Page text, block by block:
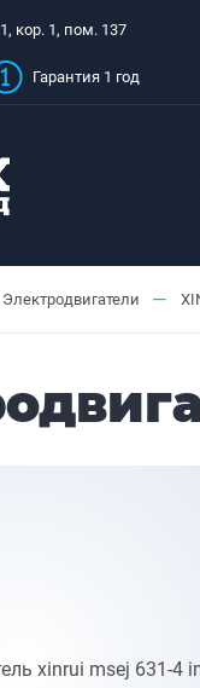
кор. 1, пом. 137
Гарантия 1 год
Электродвигатели —